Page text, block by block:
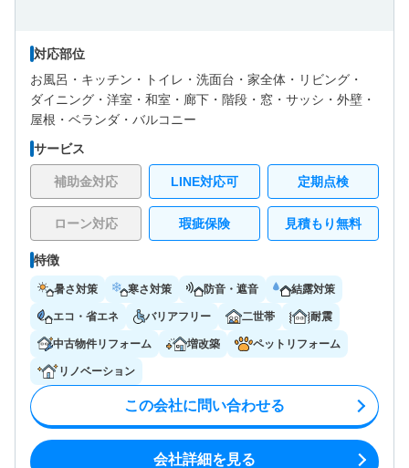
対応部位
お風呂・ キッチン・ トイレ・ 洗面台・ 家全体・ リビング・
ダイニング・ 洋室・ 和室・ 廊下・ 階段・ 窓・サッシ・ 外壁・
屋根・ ベランダ・バルコニー
サービス
補助金対応 LINE対応可 定期点検
ローン対応 瑕疵保険 見積もり無料
特徴
暑さ対策 寒さ対策 防音・遮音 結露対策
エコ・省エネ バリアフリー 二世帯 耐震
中古物件リフォーム 増改築 ペットリフォーム
リノベーション
この会社に問い合わせる
会社詳細を見る